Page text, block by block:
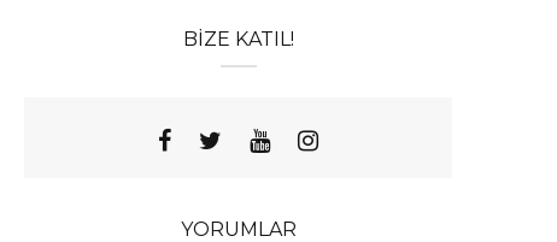
BIZE KATIL!
YORUMLAR